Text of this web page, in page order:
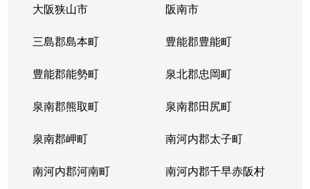
大阪狭山市 阪南市
三島郡島本町 豊能郡豊能町
豊能郡能勢町 泉北郡忠岡町
泉南郡熊取町 泉南郡田尻町
泉南郡岬町 南河内郡太子町
南河内郡河南町 南河内郡千早赤阪村